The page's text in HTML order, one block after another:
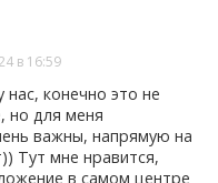
в 16:59
конечно это не
но для меня
важны, напрямую на
Тут мне нравится,
в самом центре